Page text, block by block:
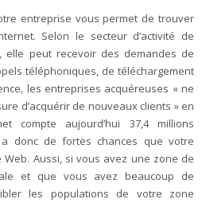
entreprise vous permet de trouver
Selon le secteur d’activité de
elle peut recevoir des demandes de
téléphoniques, de téléchargement
les entreprises acquéreuses « ne
d’acquérir de nouveaux clients » en
compte aujourd’hui 37,4 millions
donc de fortes chances que votre
Aussi, si vous avez une zone de
et que vous avez beaucoup de
les populations de votre zone